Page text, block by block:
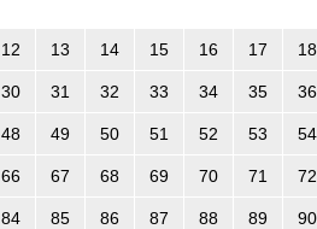
12 13 14 15 16 17 18
30 31 32 33 34 35 36
48 49 50 51 52 53 54
66 67 68 69 70 71 72
84 85 86 87 88 89 90